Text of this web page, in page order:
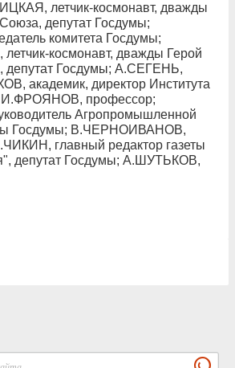
летчик-космонавт, дважды
депутат Госдумы;
комитета Госдумы;
космонавт, дважды Герой
депутат Госдумы; А.СЕГЕНЬ,
академик, директор Института
И.ФРОЯНОВ, профессор;
Агропромышленной
Госдумы; В.ЧЕРНОИВАНОВ,
главный редактор газеты
депутат Госдумы; А.ШУТЬКОВ,